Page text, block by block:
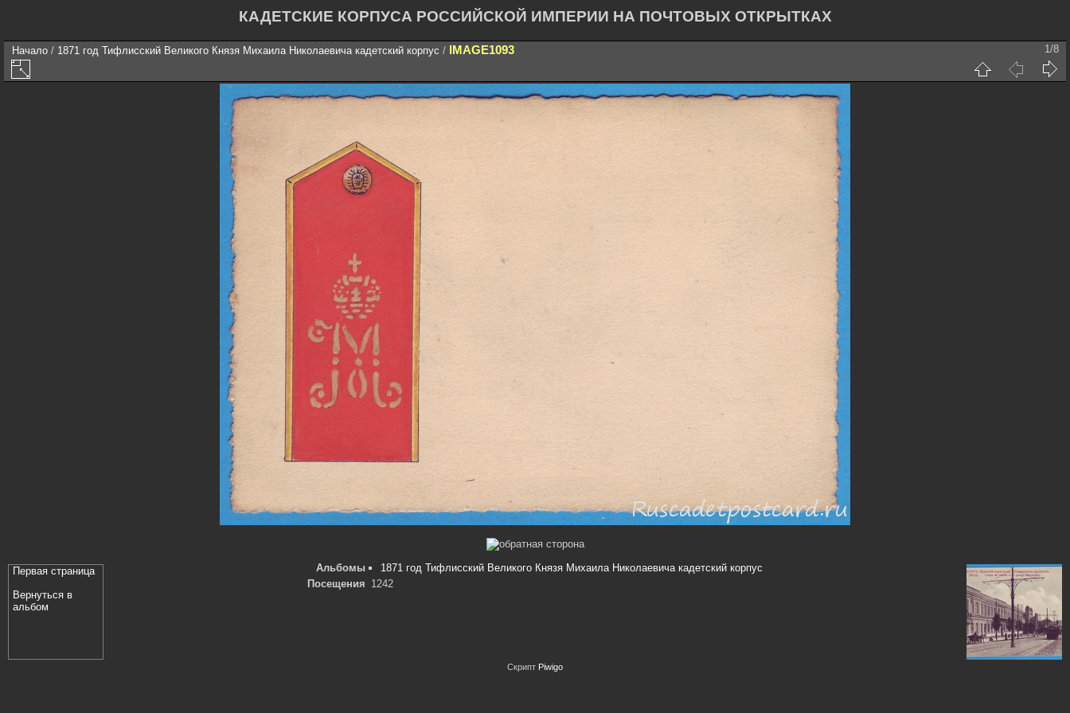
КАДЕТСКИЕ КОРПУСА РОССИЙСКОЙ ИМПЕРИИ НА ПОЧТОВЫХ ОТКРЫТКАХ
Начало / 1871 год Тифлисский Великого Князя Михаила Николаевича кадетский корпус / IMAGE1093 1/8
Первая страница
Вернуться в
альбом
Альбомы
1871 год Тифлисский Великого Князя Михаила Николаевича кадетский корпус
Посещения 1242
Скрипт Piwigo